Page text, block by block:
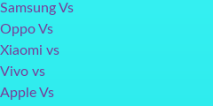
Samsung Vs
Oppo Vs
Xiaomi vs
Vivo vs
Apple Vs